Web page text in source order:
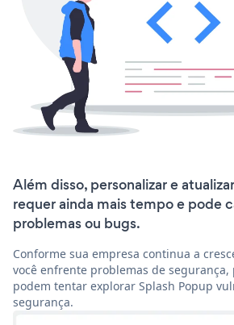
Além disso, personalizar e
requer ainda mais tempo e pode
problemas ou bugs.
Conforme sua empresa continua a
você enfrente problemas de segurança,
podem tentar explorar Splash Popup
segurança.